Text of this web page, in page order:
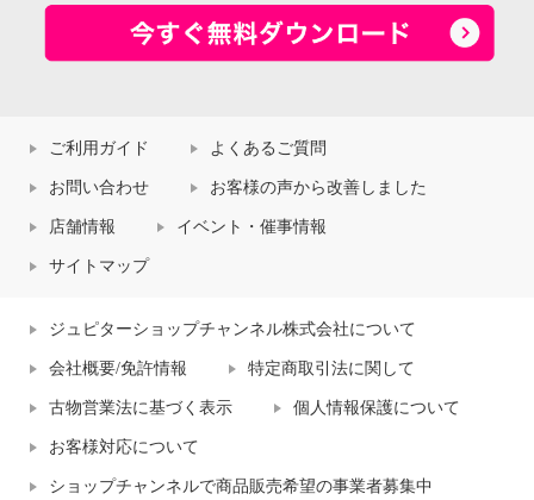
ご利用ガイド よくあるご質問
お問い合わせ お客様の声から改善しました
店舗情報 イベント・催事情報
サイトマップ
ジュピターショップチャンネル株式会社について
会社概要/免許情報 特定商取引法に関して
古物営業法に基づく表示 個人情報保護について
お客様対応について
ショップチャンネルで商品販売希望の事業者募集中